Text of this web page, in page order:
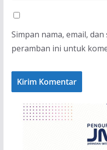
Simpan nama, email,
peramban ini untuk